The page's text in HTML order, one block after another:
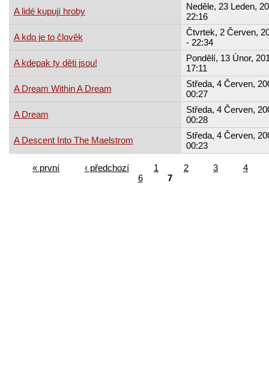
A lidé kupují hroby
Neděle, 23 Leden,
22:16
A kdo je to člověk
Čtvrtek, 2 Červen,
- 22:34
A kdepak ty děti jsou!
Pondělí, 13 Únor,
17:11
A Dream Within A Dream
Středa, 4 Červen,
00:27
A Dream
Středa, 4 Červen,
00:28
A Descent Into The Maelstrom
Středa, 4 Červen,
00:23
« první ‹ předchozí 1 2 3
4
6
7